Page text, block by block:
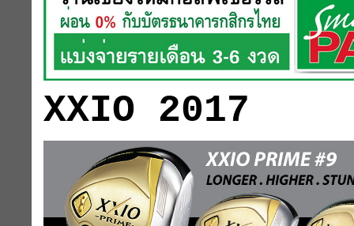
XXIO 2017